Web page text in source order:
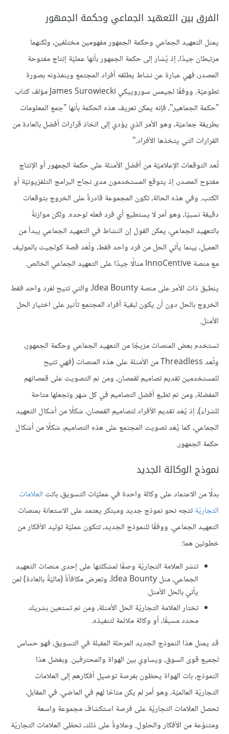
الفرق بين التعهيد الجماعي وحكمة الجمهور
يمثل التعهيد الجماعي وحكمة الجمهور مفهومين مختلفين، ولكنهما
مرتبطان جيدًا، إذ يُشار إلى حكمة الجمهور بأنها عمليّة إنتاج مفتوحة
المصدر، فهي عبارة عن نشاط يطلقه أفراد المجتمع وينفذونه بصورة
تطوعيّة. ووفقًا لجيمس سوروييكي James Surowiecki مؤلف كتاب
"حكمة الجماهير"، فإنه يمكن تعريف هذه الحكمة بأنها "جمع المعلومات
بطريقة جماعيّة، وهو الأمر الذي يؤدي إلى اتخاذ قرارات أفضل بالعادة من
القرارات التي يتخذها الأفراد."
تُعد التوقعات الإعلاميّة من أفضل الأمثلة على حكمة الجمهور أو الإنتاج
مفتوح المصدر، إذ يتوقع المستخدمون مدى نجاح البرامج التلفزيونيّة أو
الكتب. وفي هذه الحالة، تكون المجموعة قادرةً على الخروج بتوقعات
دقيقة نسبيًا، وهو أمر لا يستطيع أي فرد فعله لوحده. ولكن موازنةً
بالتعهيد الجماعي، يمكن القول إن النشاط في التعهيد الجماعي يبدأ من
العميل، بينما يأتي الحل من فرد واحد فقط، وتُعَد قصة كولجيت بالموليف
مع منصة InnoCentive مثالًا جيدًا على التعهيد الجماعي الخالص.
ينطبق ذات الأمر على منصة Idea Bounty، والتي تتيح لفرد واحد فقط
الخروج بالحل دون أن يكون لبقية أفراد المجتمع تأثير على اختيار الحل
الأمثل.
تستخدم بعض المنصات مزيجًا من التعهيد الجماعي وحكمة الجمهور،
وتُعد Threadless من الأمثلة على هذه المنصات (فهي تتيح
للمستخدمين تقديم تصاميم لقمصان، ومن ثم التصويت على قمصانهم
المفضلة، ومن ثم تطبع أفضل التصاميم في كل شهر وتجعلها متاحة
للشراء)، إذ يٌعَد تقديم الأفراد لتصاميم القمصان، شكلًا من أشكال التعهيد
الجماعي، كما يُعَد تصويت المجتمع على هذه التصاميم، شكلًا من أشكال
حكمة الجمهور.
نموذج الوكالة الجديد
بدلًا من الاعتماد على وكالة واحدة في عمليّات التسويق، باتت العلامات
التجاريّةتتجه نحو نموذج جديد ومبتكر يعتمد على الاستعانة بمنصات
التعهيد الجماعي. ووفقًا للنموذج الجديد، تتكون عمليّة توليد الأفكار من
خطوتين هما:
تنشر العلامة التجاريّة وصفًا لمشكلتها على إحدى منصات التعهيد
الجماعي، مثل Idea Bounty، وتعرض مكافأةً (ماليّةً بالعادة) لمن
يأتي بالحل الأمثل.
تختار العلامة التجاريّة الحل الأمثلة، ومن ثم تستعين بشريك
محدد مسبقًا، أو وكالة ملائمة لتنفيذه.
قد يمثل هذا النموذج الجديد المرحلة المقبلة في التسويق، فهو حساس
لجميع قوى السوق، ويساوي بين الهواة والمحترفين. وبفضل هذا
النموذج، بات الهواة يحظون بفرصة توصيل أفكارهم إلى العلامات
التجاريّة العالميّة، وهو أمر لم يكن متاحًا لهم في الماضي. في المقابل،
تحصل العلامات التجاريّة على فرصة استكشاف مجموعة واسعة
ومتنوّعة من الأفكار والحلول. وعلاوةً على ذلك، تحظى العلامات التجاريّة